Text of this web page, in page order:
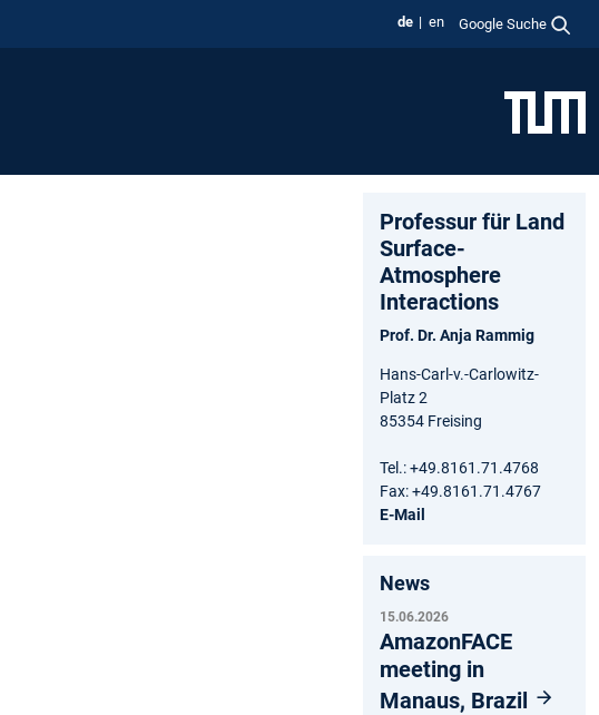
de en Google Suche
Professur für Land
Surface-
Atmosphere
Interactions
Prof. Dr. Anja Rammig
Hans-Carl-v.-Carlowitz-
Platz 2
85354 Freising
Tel.: +49.8161.71.4768
Fax: +49.8161.71.4767
E-Mail
News
15.06.2026
AmazonFACE
meeting in
Manaus, Brazil